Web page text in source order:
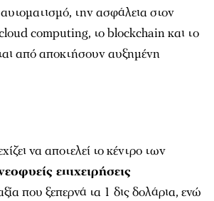
την ασφάλεια στον
computing, το blockchain και τo
από αποκτήσουν αυξημένη
να αποτελεί το κέντρο των
επιχειρήσεις
που ξεπερνά τα 1 δις δολάρια, ενώ